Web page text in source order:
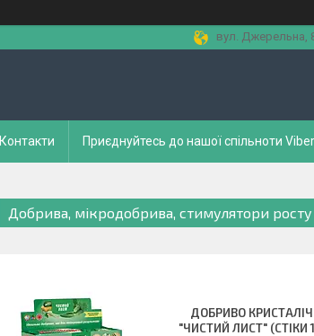
вул. Джерельна,
Контакти Приєднуйтесь до нашої спільноти Viber
Добрива, мікродобрива, стимулятори росту
ДОБРИВО
"ЧИСТИЙ ЛИСТ" (СТІКИ